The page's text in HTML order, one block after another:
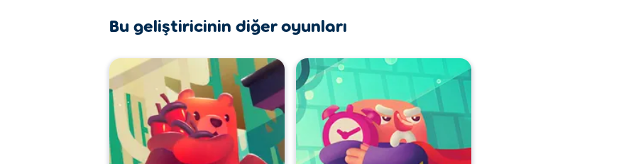
Bu geliştiricinin diğer oyunları